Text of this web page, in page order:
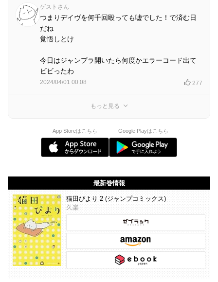
ゲストさん
つまりデイヴを何千回殴っても嘘でした！で済む日
だね
覚悟しとけ
今日はジャンプラ開いたら何度かエラーコード出て
ビビったわ
2024/04/01 00:08 277
もっと見る
App Storeはこちら Google Playはこちら
最新巻情報
猫田びより 2 (ジャンプコミックス)
久楽